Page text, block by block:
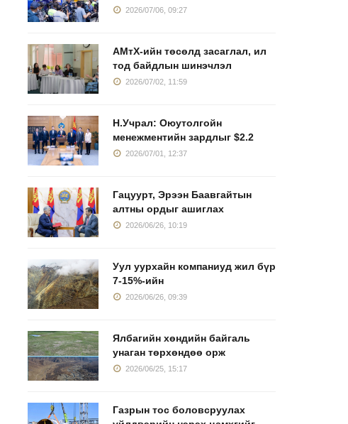
2026/07/06, 09:27
АМтХ-ийн төсөлд засаглал, ил
тод байдлын шинэчлэл
2026/07/02, 11:59
Н.Учрал: Оюутолгойн
менежментийн зардлыг $2.2
2026/07/01, 12:37
Гацуурт, Эрээн Баавгайтын
алтны ордыг ашиглах
2026/06/26, 10:19
Уул уурхайн компаниуд жил бүр
7-15%-ийн
2026/06/26, 09:39
Ялбагийн хөндийн байгаль
унаган төрхөндөө орж
2026/06/25, 15:17
Газрын тос боловсруулах